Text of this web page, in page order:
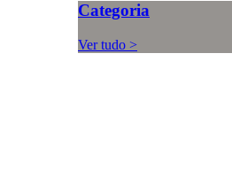
Categoria
Ver tudo >